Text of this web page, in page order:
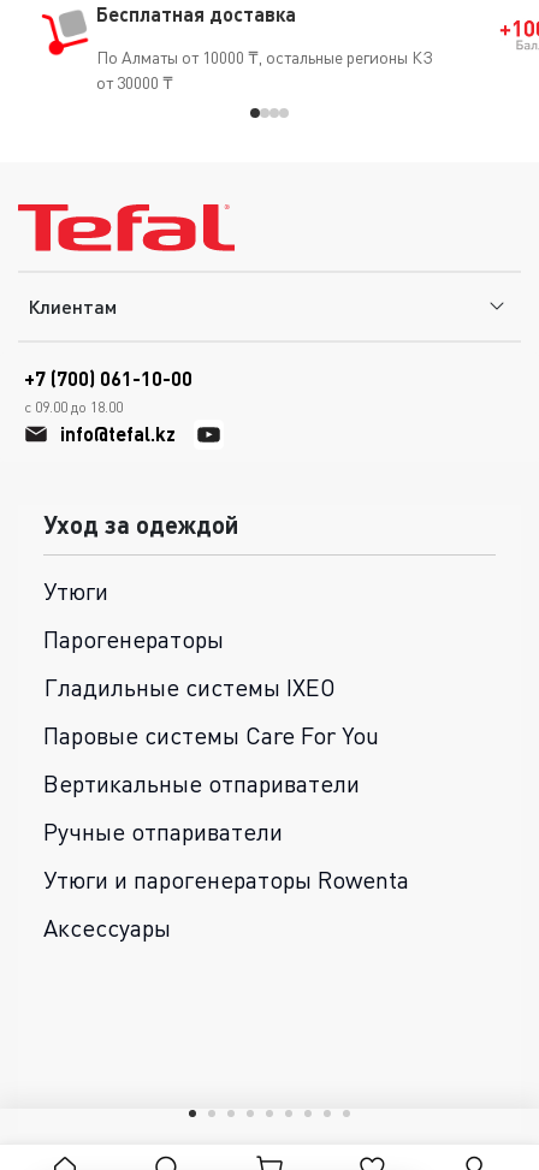
Бесплатная доставка
По Алматы от 10000 ₸, остальные регионы КЗ
от 30000 ₸
Клиентам
+7 (700) 061-10-00
с 09.00 до 18.00
info@tefal.kz
Уход за одеждой
Утюги
Парогенераторы
Гладильные системы IXEO
Паровые системы Care For You
Вертикальные отпариватели
Ручные отпариватели
Утюги и парогенераторы Rowenta
Аксессуары